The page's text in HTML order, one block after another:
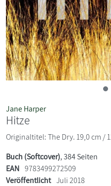
Jane Harper
Hitze
Originaltitel: The Dry. 19,0 cm /
Buch (Softcover), 384 Seiten
EAN 9783499272509
Veröffentlicht Juli 2018